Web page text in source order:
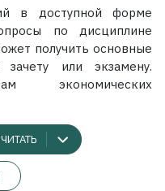
в доступной форме
по дисциплине
получить основные
или экзамену.
экономических